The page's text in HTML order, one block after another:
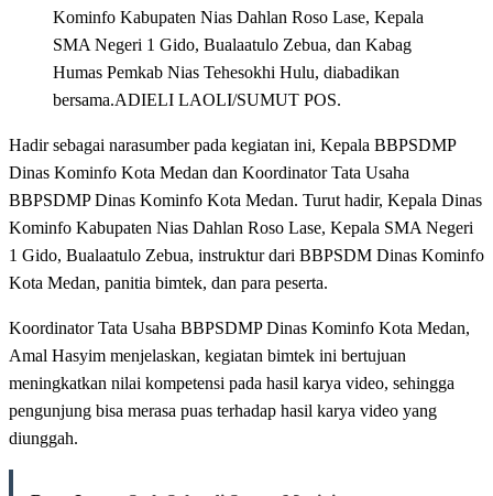
Kominfo Kabupaten Nias Dahlan Roso Lase, Kepala
SMA Negeri 1 Gido, Bualaatulo Zebua, dan Kabag
Humas Pemkab Nias Tehesokhi Hulu, diabadikan
bersama.ADIELI LAOLI/SUMUT POS.
Hadir sebagai narasumber pada kegiatan ini, Kepala BBPSDMP
Dinas Kominfo Kota Medan dan Koordinator Tata Usaha
BBPSDMP Dinas Kominfo Kota Medan. Turut hadir, Kepala Dinas
Kominfo Kabupaten Nias Dahlan Roso Lase, Kepala SMA Negeri
1 Gido, Bualaatulo Zebua, instruktur dari BBPSDM Dinas Kominfo
Kota Medan, panitia bimtek, dan para peserta.
Koordinator Tata Usaha BBPSDMP Dinas Kominfo Kota Medan,
Amal Hasyim menjelaskan, kegiatan bimtek ini bertujuan
meningkatkan nilai kompetensi pada hasil karya video, sehingga
pengunjung bisa merasa puas terhadap hasil karya video yang
diunggah.